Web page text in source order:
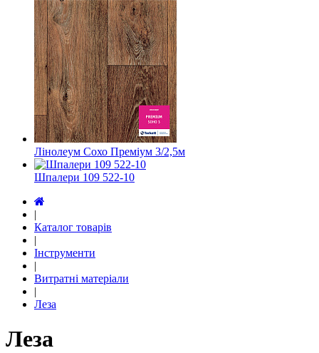
Лінолеум Сохо Преміум 3/2,5м
Шпалери 109 522-10
|
Каталог товарів
|
Інструменти
|
Витратні матеріали
|
Леза
Леза